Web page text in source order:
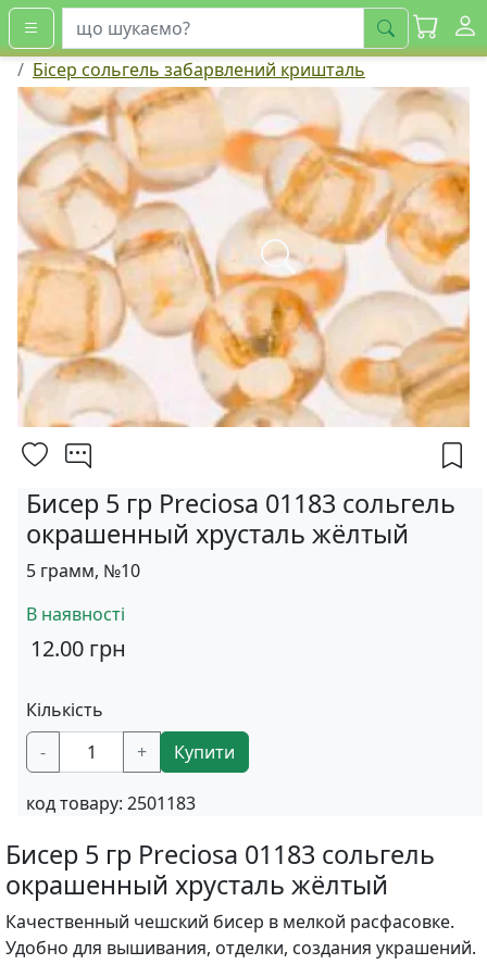
шукати
Бісер сольгель забарвлений кришталь
Бисер 5 гр Preciosa 01183 сольгель
окрашенный хрусталь жёлтый
5 грамм, №10
В наявності
12.00 грн
Кількість
-
+ Купити
код товару: 2501183
Бисер 5 гр Preciosa 01183 сольгель
окрашенный хрусталь жёлтый
Качественный чешский бисер в мелкой расфасовке.
Удобно для вышивания, отделки, создания украшений.